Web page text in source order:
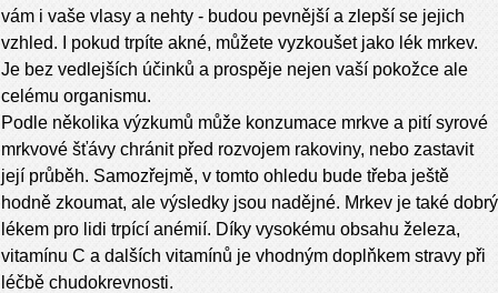
vám i vaše vlasy a nehty - budou pevnější a zlepší se jejich
vzhled. I pokud trpíte akné, můžete vyzkoušet jako lék mrkev.
Je bez vedlejších účinků a prospěje nejen vaší pokožce ale
celému organismu.
Podle několika výzkumů může konzumace mrkve a pití syrové
mrkvové šťávy chránit před rozvojem rakoviny, nebo zastavit
její průběh. Samozřejmě, v tomto ohledu bude třeba ještě
hodně zkoumat, ale výsledky jsou nadějné. Mrkev je také dobrý
lékem pro lidi trpící anémií. Díky vysokému obsahu železa,
vitamínu C a dalších vitamínů je vhodným doplňkem stravy při
léčbě chudokrevnosti.